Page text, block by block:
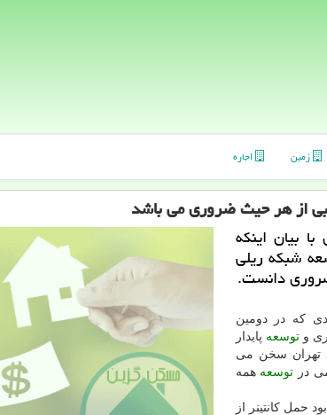
زمین اجاره
از هر حیث ضروری می باشد
بیان اینكه
شبكه ریلی
دانست.
كه در دومین
وتوسعه پایدار
تهران سخن می
در توسعه همه
حمل كانتینر از